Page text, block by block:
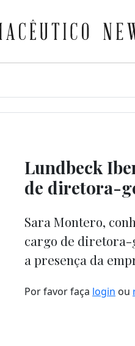
Lundbeck
de diretora-
Sara Montero,
cargo de
a presença da
Por favor faça login ou